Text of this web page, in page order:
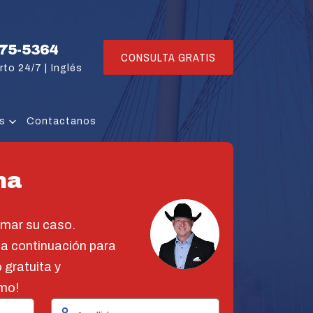
5364
24/7 | Inglés
CONSULTA GRATIS
Contactanos
su caso.
continuación para
gratuita y